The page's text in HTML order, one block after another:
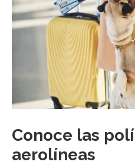
Conoce las
aerolíneas